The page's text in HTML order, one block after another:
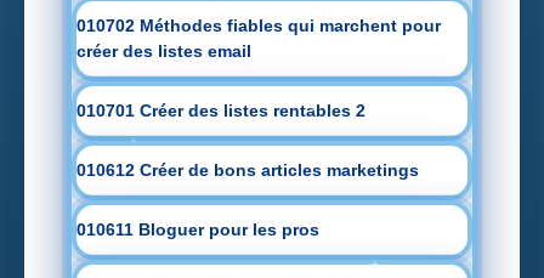
010702 Méthodes fiables qui marchent pour
créer des listes email
010701 Créer des listes rentables 2
010612 Créer de bons articles marketings
010611 Bloguer pour les pros